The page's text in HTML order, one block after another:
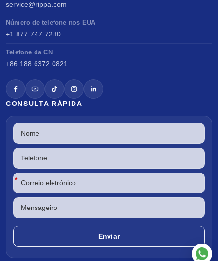
service@rippa.com
Número de telefone nos EUA
+1 877-747-7280
Telefone da CN
+86 188 6372 0821
CONSULTA RÁPIDA
*